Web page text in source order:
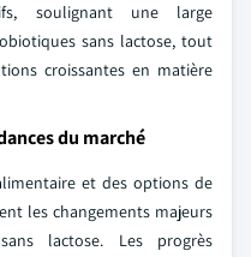
soulignant une large
sans lactose, tout
croissantes en matière
du marché
et des options de
les changements majeurs
lactose. Les progrès